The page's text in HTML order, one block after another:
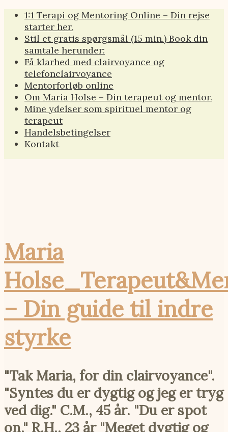
Videre
indhold
1:1 Terapi og Mentoring Online – Din rejse
starter her.
Stil et gratis spørgsmål (15 min.) Book din
samtale herunder:
Få klarhed med clairvoyance og
telefonclairvoyance
Mentorforløb online
Om Maria Holse – Din terapeut og mentor.
Mine ydelser som spirituel mentor og
terapeut
Handelsbetingelser
Kontakt
Maria
– Din guide til indre
styrke
"Tak Maria, for din clairvoyance".
"Syntes du er dygtig og jeg er tryg
ved dig." C.M., 45 år. "Du er spot
on." R.H., 23 år "Meget dygtig og